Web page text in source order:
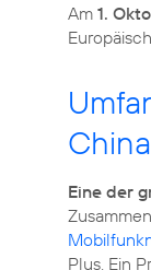
Am 1.
Eine der
Plus. Ein